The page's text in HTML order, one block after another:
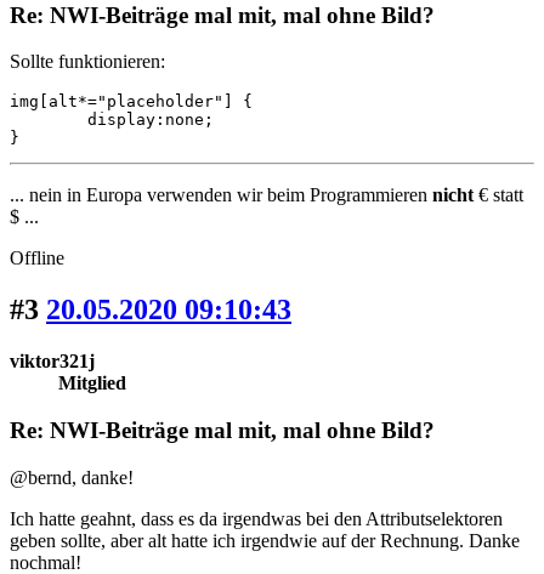
Re: NWI-Beiträge mal mit, mal ohne Bild?
Sollte funktionieren:
img[alt*="placeholder"] {
}
... nein in Europa verwenden wir beim Programmieren nicht € statt
$ ...
Offline
#3 20.05.2020 09:10:43
viktor321j
Mitglied
Re: NWI-Beiträge mal mit, mal ohne Bild?
@bernd, danke!
Ich hatte geahnt, dass es da irgendwas bei den Attributselektoren
geben sollte, aber alt hatte ich irgendwie auf der Rechnung. Danke
nochmal!